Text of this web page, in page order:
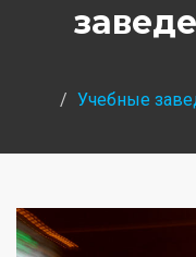
Учебные